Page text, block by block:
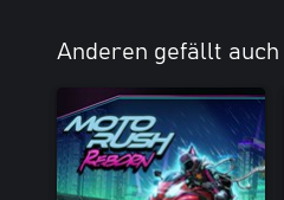
katapultiert, wo man dann
Anderen gefällt auch